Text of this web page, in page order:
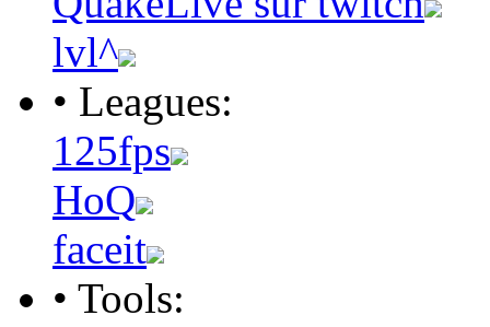
lvl^
• Leagues:
125fps
HoQ
faceit
• Tools: